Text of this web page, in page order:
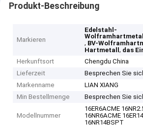
Produkt-Beschreibung
Markieren
Edelstahl-
, BV-
Hartmetall, das
Herkunftsort
Chengdu China
Lieferzeit
Besprechen Sie
Markenname
LIAN XIANG
Min Bestellmenge
Besprechen Sie
Modellnummer
16ER6ACME
16NR6ACME
16NR14BSPT